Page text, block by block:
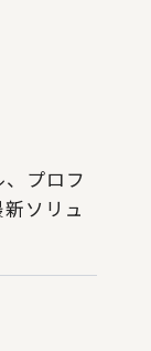
プロフ
ソリュ